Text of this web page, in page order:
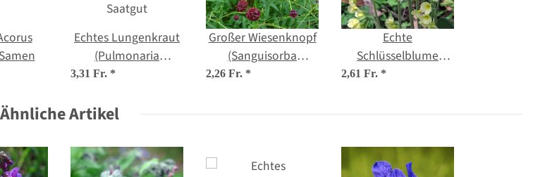
Echtes Lungenkraut
(Pulmonaria
officinalis) Bio
3,31 Fr. *
Großer Wiesenknopf
(Sanguisorba
officinalis) Samen
2,26 Fr. *
Echte
Schlüsselblume
(Primula veris) Bio
2,61 Fr. *
Ähnliche Artikel